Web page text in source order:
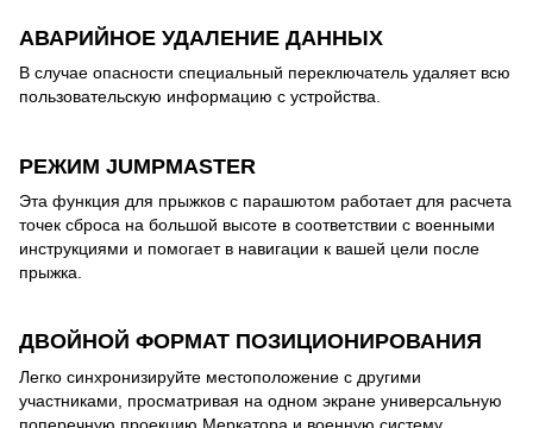
АВАРИЙНОЕ УДАЛЕНИЕ ДАННЫХ
В случае опасности специальный переключатель удаляет всю
пользовательскую информацию с устройства.
РЕЖИМ JUMPMASTER
Эта функция для прыжков с парашютом работает для расчета
точек сброса на большой высоте в соответствии с военными
инструкциями и помогает в навигации к вашей цели после
прыжка.
ДВОЙНОЙ ФОРМАТ ПОЗИЦИОНИРОВАНИЯ
Легко синхронизируйте местоположение с другими
участниками, просматривая на одном экране универсальную
поперечную проекцию Меркатора и военную систему